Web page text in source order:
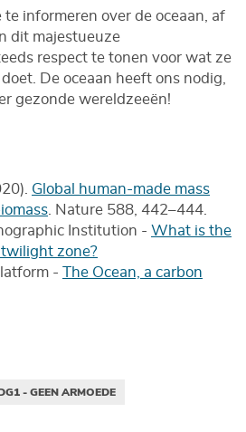
te informeren over de oceaan, af
dit majestueuze
respect te tonen voor wat ze
De oceaan heeft ons nodig,
gezonde wereldzeeën!
Global human-made mass
. Nature 588, 442–444.
Institution - What is the
zone?
- The Ocean, a carbon
- GEEN ARMOEDE